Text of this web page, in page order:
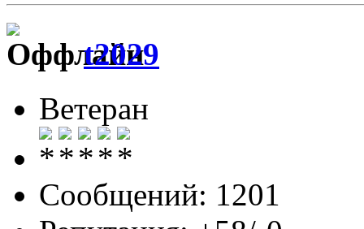
t2029
Ветеран
Сообщений: 1201